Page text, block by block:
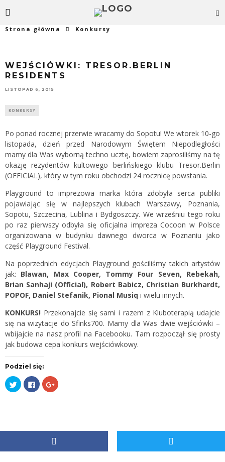
Strona główna Konkursy
WEJŚCIÓWKI: TRESOR.BERLIN
RESIDENTS
LISTOPAD 6, 2015
KONKURSY
Po ponad rocznej przerwie wracamy do Sopotu! We wtorek 10-go
listopada, dzień przed Narodowym Świętem Niepodległości
mamy dla Was wyborną techno ucztę, bowiem zaprosiliśmy na tę
okazję rezydentów kultowego berlińskiego klubu Tresor.Berlin
(OFFICIAL), który w tym roku obchodzi 24 rocznicę powstania.
Playground to imprezowa marka która zdobyła serca publiki
pojawiając się w najlepszych klubach Warszawy, Poznania,
Sopotu, Szczecina, Lublina i Bydgoszczy. We wrześniu tego roku
po raz pierwszy odbyła się oficjalna impreza Cocoon w Polsce
organizowana w budynku dawnego dworca w Poznaniu jako
część Playground Festival.
Na poprzednich edycjach Playground gościliśmy takich artystów
jak: Blawan, Max Cooper, Tommy Four Seven, Rebekah,
Brian Sanhaji (Official), Robert Babicz, Christian Burkhardt,
POPOF, Daniel Stefanik, Pional Musiq i wielu innych.
KONKURS! Przekonajcie się sami i razem z Kluboterapią udajcie
się na wizytacje do Sfinks700. Mamy dla Was dwie wejściówki –
wbijajcie na nasz profil na Facebooku. Tam rozpoczął się prosty
jak budowa cepa konkurs wejściówkowy.
Podziel się:
Udostępnij
na
Twitterze(Otwiera
Kliknij,
aby
udostępnić
oknie)
Kliknij,
aby
nowym
oknie)